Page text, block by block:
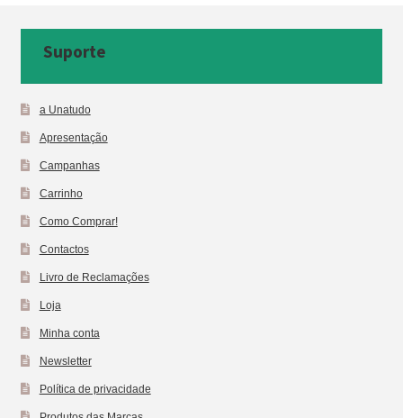
Suporte
a Unatudo
Apresentação
Campanhas
Carrinho
Como Comprar!
Contactos
Livro de Reclamações
Loja
Minha conta
Newsletter
Política de privacidade